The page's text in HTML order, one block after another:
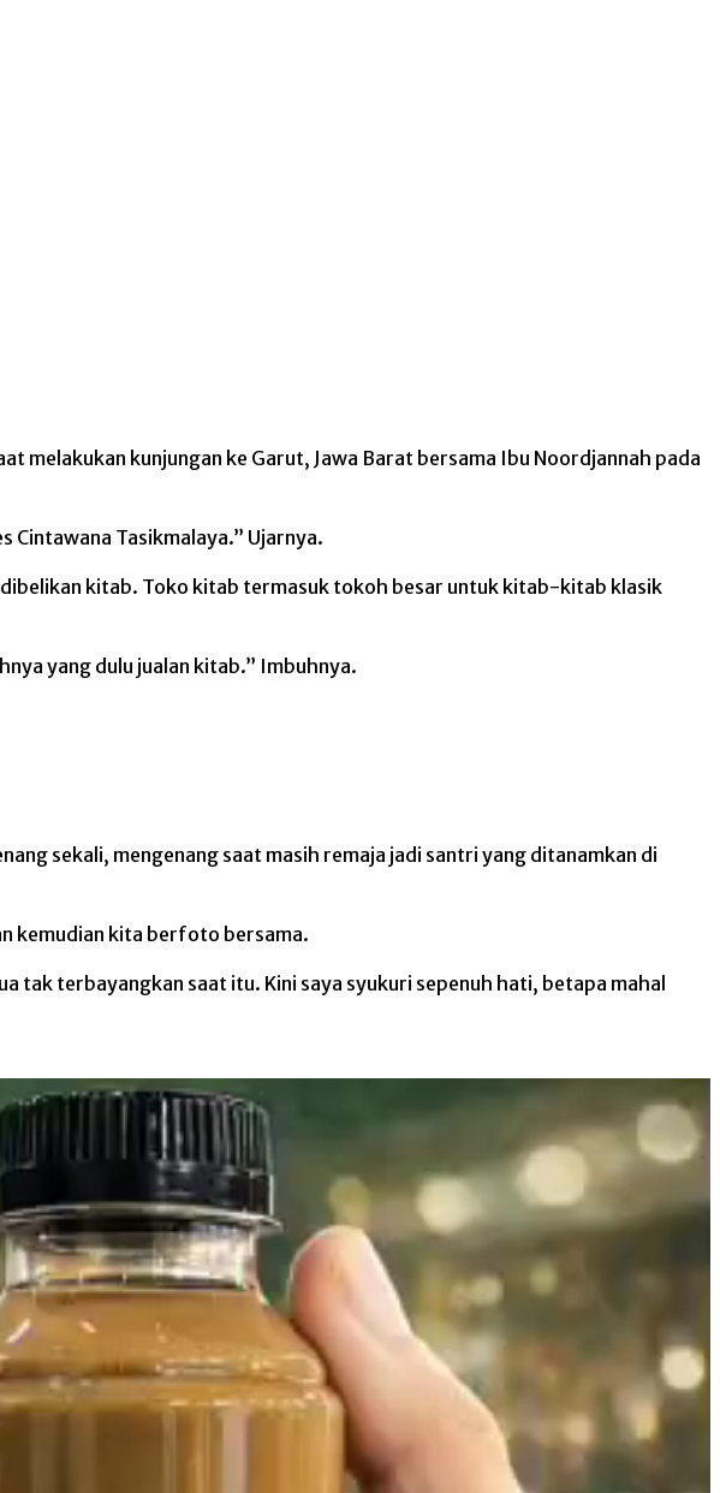
melakukan kunjungan ke Garut, Jawa Barat bersama Ibu Noordjannah pada
Cintawana Tasikmalaya.” Ujarnya.
kitab. Toko kitab termasuk tokoh besar untuk kitab-kitab klasik
yang dulu jualan kitab.” Imbuhnya.
sekali, mengenang saat masih remaja jadi santri yang ditanamkan di
kemudian kita berfoto bersama.
tak terbayangkan saat itu. Kini saya syukuri sepenuh hati, betapa mahal